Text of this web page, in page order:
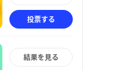
投票する
結果を見る